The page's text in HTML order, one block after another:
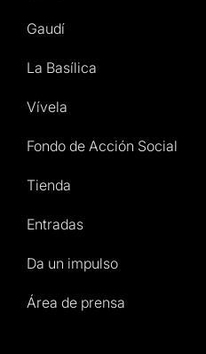
Gaudí
La Basílica
Vívela
Fondo de Acción Social
Tienda
Entradas
Da un impulso
Área de prensa